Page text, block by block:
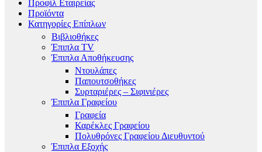
Προφίλ Εταιρείας
Προϊόντα
Κατηγορίες Επίπλων
Βιβλιοθήκες
Έπιπλα TV
Έπιπλα Αποθήκευσης
Ντουλάπες
Παπουτσοθήκες
Συρταριέρες – Σιφινιέρες
Έπιπλα Γραφείου
Γραφεία
Καρέκλες Γραφείου
Πολυθρόνες Γραφείου Διευθυντού
Έπιπλα Εξοχής